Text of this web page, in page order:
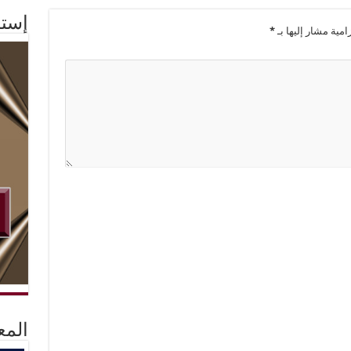
مشار إليها بـ*